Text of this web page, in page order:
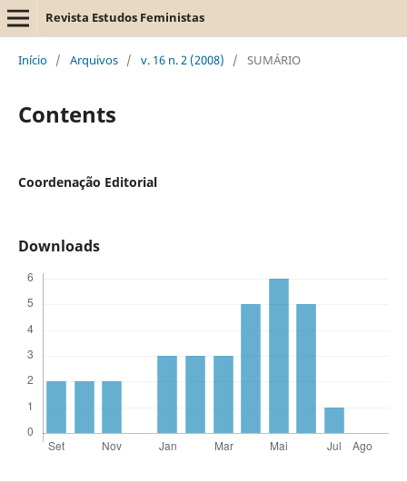
Revista Estudos Feministas
Início / Arquivos / v. 16 n. 2 (2008) / SUMÁRIO
Contents
Coordenação Editorial
Downloads